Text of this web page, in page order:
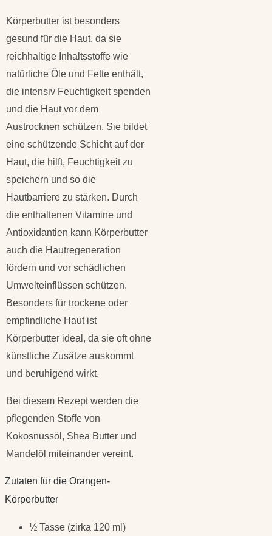
Körperbutter ist besonders
gesund für die Haut, da sie
reichhaltige Inhaltsstoffe wie
natürliche Öle und Fette enthält,
die intensiv Feuchtigkeit spenden
und die Haut vor dem
Austrocknen schützen. Sie bildet
eine schützende Schicht auf der
Haut, die hilft, Feuchtigkeit zu
speichern und so die
Hautbarriere zu stärken. Durch
die enthaltenen Vitamine und
Antioxidantien kann Körperbutter
auch die Hautregeneration
fördern und vor schädlichen
Umwelteinflüssen schützen.
Besonders für trockene oder
empfindliche Haut ist
Körperbutter ideal, da sie oft ohne
künstliche Zusätze auskommt
und beruhigend wirkt.
Bei diesem Rezept werden die
pflegenden Stoffe von
Kokosnussöl, Shea Butter und
Mandelöl miteinander vereint.
Zutaten für die Orangen-
Körperbutter
½ Tasse (zirka 120 ml)